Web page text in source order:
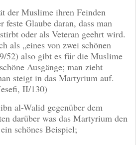
der Muslime ihren Feinden
feste Glaube daran, dass man
oder als Veteran geehrt wird.
als „eines von zwei schönen
52) also gibt es für die Muslime
Ausgänge; man zieht
steigt in das Martyrium auf.
II/130)
al-Walid gegenüber dem
darüber was das Martyrium den
schönes Beispiel;